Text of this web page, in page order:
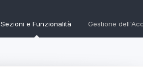
Sezioni e Funzionalità Gestione